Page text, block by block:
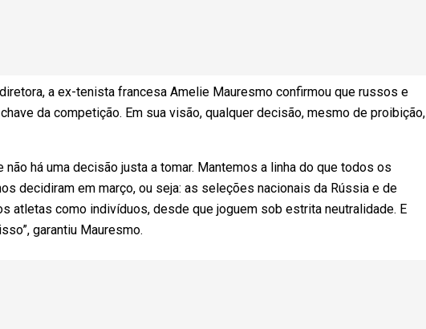
a ex-tenista francesa Amelie Mauresmo confirmou que russos e
da competição. Em sua visão, qualquer decisão, mesmo de proibição,
não há uma decisão justa a tomar. Mantemos a linha do que todos os
decidiram em março, ou seja: as seleções nacionais da Rússia e de
atletas como indivíduos, desde que joguem sob estrita neutralidade. E
garantiu Mauresmo.